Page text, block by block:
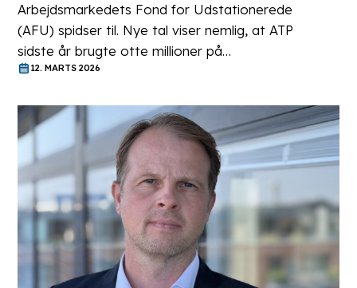
Arbejdsmarkedets Fond for Udstationerede
(AFU) spidser til. Nye tal viser nemlig, at ATP
sidste år brugte otte millioner på…
12. MARTS 2026